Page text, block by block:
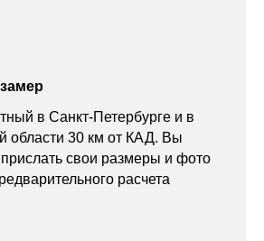
в Санкт-Петербурге и в
области 30 км от КАД. Вы
свои размеры и фото
расчета